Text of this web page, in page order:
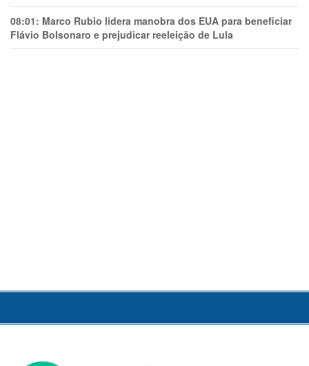
08:01: Marco Rubio lidera manobra dos EUA para beneficiar
Flávio Bolsonaro e prejudicar reeleição de Lula